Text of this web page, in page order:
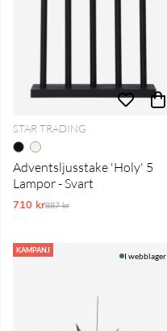
STAR TRADING
Adventsljusstake 'Holy' 5
Lampor - Svart
710 krOrdinarie pris:
887 kr
KAMPANJ
I webblager